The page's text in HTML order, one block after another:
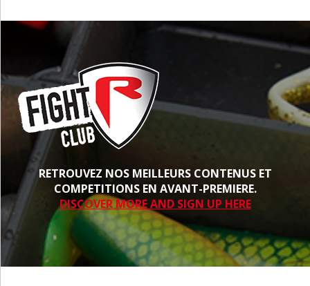
RETROUVEZ NOS MEILLEURS CONTENUS ET
COMPETITIONS EN AVANT-PREMIERE.
DISCOVER MORE AND SIGN UP HERE